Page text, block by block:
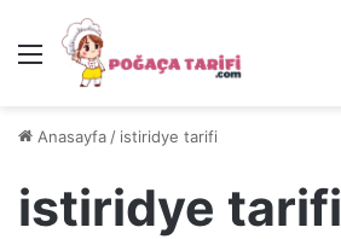
Menü
Anasayfa / istiridye tarifi
istiridye tarifi